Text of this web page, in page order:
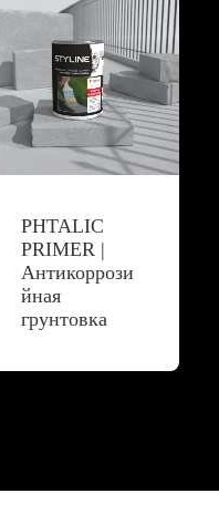
PHTALIC
PRIMER |
Антикоррози
йная
грунтовка